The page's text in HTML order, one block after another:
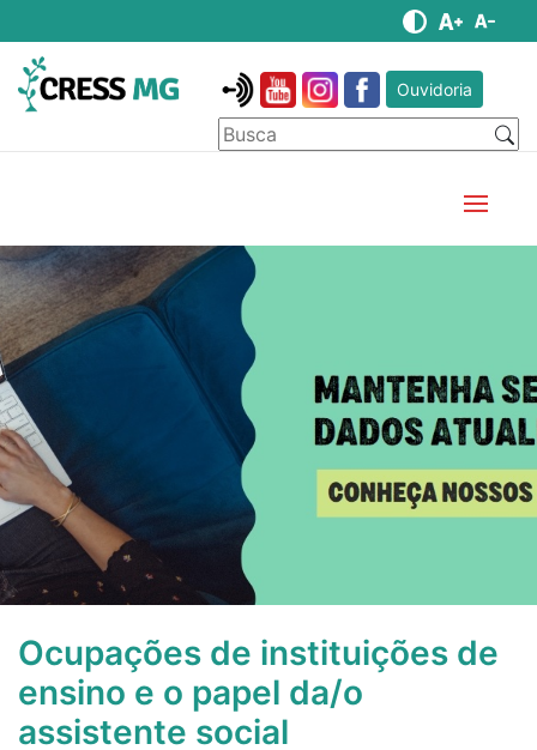
Ouvidoria
Ocupações de instituições de
ensino e o papel da/o
assistente social